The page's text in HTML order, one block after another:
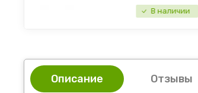
В наличии
Описание Отзывы